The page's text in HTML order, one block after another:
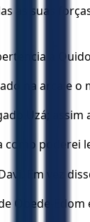
as suas
a
na arca e o
Uzá; assim
poderei
Em vez
Obede-